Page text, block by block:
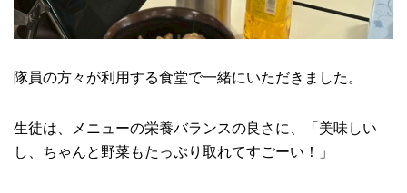
隊員の方々が利用する食堂で一緒にいただきました。
生徒は、メニューの栄養バランスの良さに、「美味しい
し、ちゃんと野菜もたっぷり取れてすごーい！」